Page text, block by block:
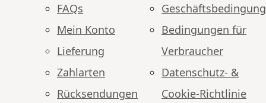
FAQs
Mein Konto
Lieferung
Zahlarten
Rücksendungen
Bedingungen für
Verbraucher
Datenschutz- &
Cookie-Richtlinie